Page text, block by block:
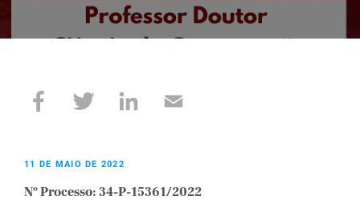
11 DE MAIO DE 2022
Nº Processo: 34-P-15361/2022